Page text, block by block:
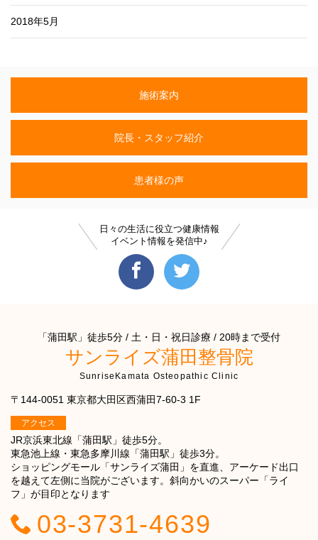
2018年5月
施術案内
院長・スタッフ紹介
患者様の声
日々の生活に役立つ健康情報
イベント情報を発信中♪
「蒲田駅」徒歩5分 / 土・日・祝日診療 / 20時まで受付
サンライズ蒲田整骨院
SunriseKamata Osteopathic Clinic
〒144-0051 東京都大田区西蒲田7-60-3 1F
アクセス
JR京浜東北線「蒲田駅」徒歩5分。
東急池上線・東急多摩川線「蒲田駅」徒歩3分。
ショッピングモール「サンライズ蒲田」を直進、アーケード出口
を越えて左側に当院がございます。斜向かいのスーパー「ライ
フ」が目印となります
03-3731-4639